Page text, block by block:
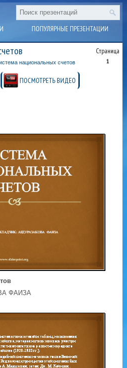
ПОПУЛЯРНЫЕ ПРЕЗЕНТАЦИИ
Страница
1
национальных счетов
ПОСМОТРЕТЬ ВИДЕО
ФАИЗА